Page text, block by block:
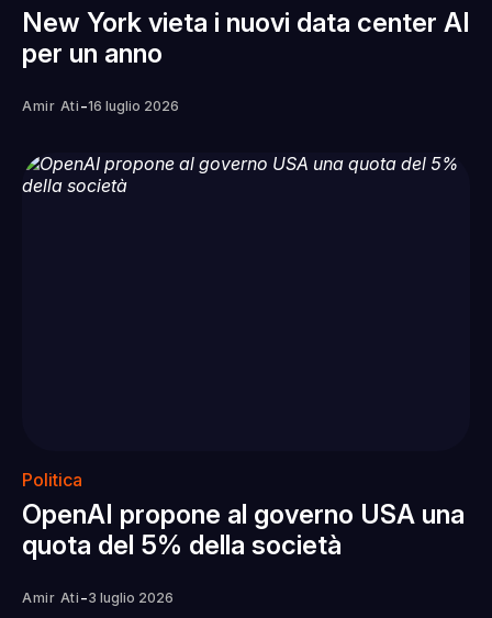
New York vieta i nuovi data center AI
per un anno
Amir Ati -16 luglio 2026
Politica
OpenAI propone al governo USA una
quota del 5% della società
Amir Ati -3 luglio 2026